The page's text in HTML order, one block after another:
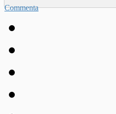
Commenta